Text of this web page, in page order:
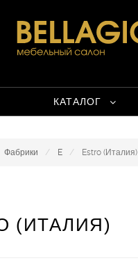
КАТАЛОГ
Фабрики E Estro (Италия)
(ИТАЛИЯ)